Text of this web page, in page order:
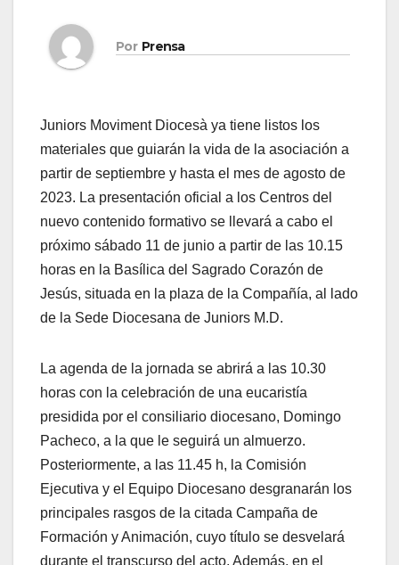
Por Prensa
Juniors Moviment Diocesà ya tiene listos los
materiales que guiarán la vida de la asociación a
partir de septiembre y hasta el mes de agosto de
2023. La presentación oficial a los Centros del
nuevo contenido formativo se llevará a cabo el
próximo sábado 11 de junio a partir de las 10.15
horas en la Basílica del Sagrado Corazón de
Jesús, situada en la plaza de la Compañía, al lado
de la Sede Diocesana de Juniors M.D.
La agenda de la jornada se abrirá a las 10.30
horas con la celebración de una eucaristía
presidida por el consiliario diocesano, Domingo
Pacheco, a la que le seguirá un almuerzo.
Posteriormente, a las 11.45 h, la Comisión
Ejecutiva y el Equipo Diocesano desgranarán los
principales rasgos de la citada Campaña de
Formación y Animación, cuyo título se desvelará
durante el transcurso del acto. Además, en el